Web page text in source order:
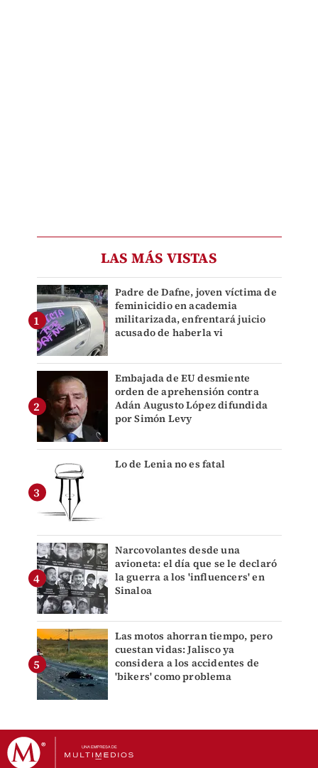
LAS MÁS VISTAS
Padre de Dafne, joven víctima de
feminicidio en academia
militarizada, enfrentará juicio
acusado de haberla vi
Embajada de EU desmiente
orden de aprehensión contra
Adán Augusto López difundida
por Simón Levy
Lo de Lenia no es fatal
Narcovolantes desde una
avioneta: el día que se le declaró
la guerra a los 'influencers' en
Sinaloa
Las motos ahorran tiempo, pero
cuestan vidas: Jalisco ya
considera a los accidentes de
'bikers' como problema